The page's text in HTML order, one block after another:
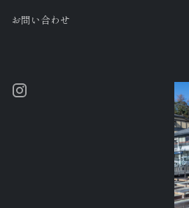
お問い合わせ